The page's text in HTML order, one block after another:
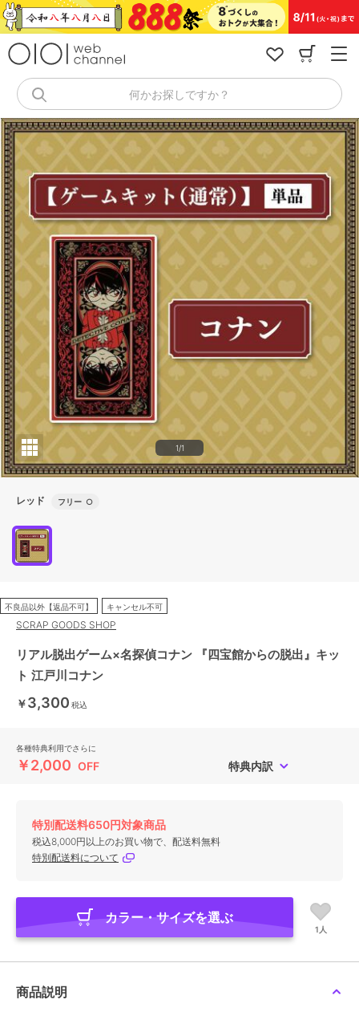
コ
ン
キ
ッ
プ
何かお探しですか？
1/1
レッド フリー ○
不良品以外【返品不可】 キャンセル不可
SCRAP GOODS SHOP
リアル脱出ゲーム×名探偵コナン 『四宝館からの脱出』キッ
ト 江戸川コナン
￥3,300 税込
各種特典利用でさらに
￥2,000 OFF 特典内訳
特別配送料650円対象商品
税込8,000円以上のお買い物で、配送料無料
特別配送料について
カラー・サイズを選ぶ
1人
商品説明